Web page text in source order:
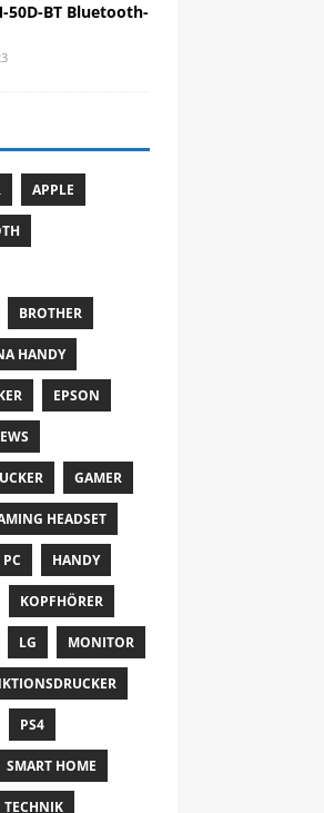
50D-BT Bluetooth-
APPLE
BROTHER
HANDY
EPSON
GAMER
HEADSET
HANDY
KOPFHÖRER
LG MONITOR
PS4
SMART HOME
TECHNIK